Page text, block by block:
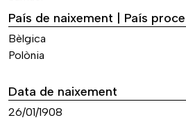
País de naixement | País
Bèlgica
Polònia
Data de naixement
26/01/1908